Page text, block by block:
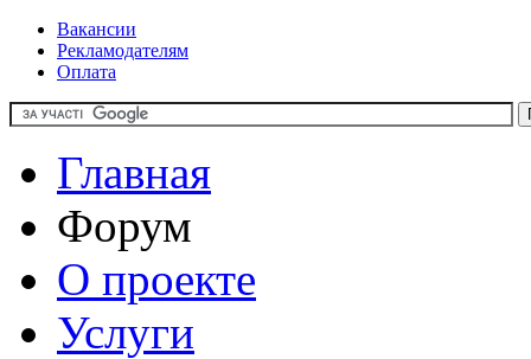
Вакансии
Рекламодателям
Оплата
Главная
Форум
О проекте
Услуги